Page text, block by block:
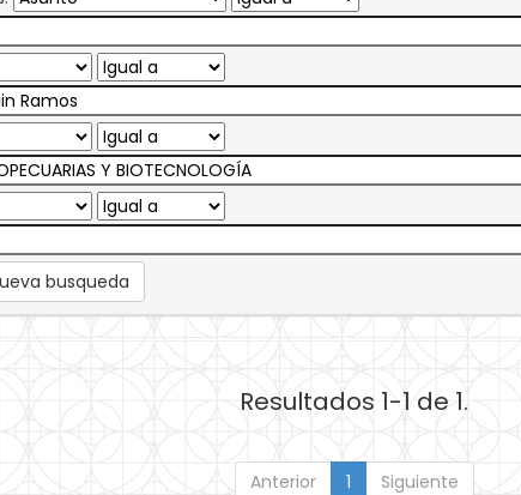
busqueda
Resultados 1-1 de 1.
Anterior 1 Siguiente